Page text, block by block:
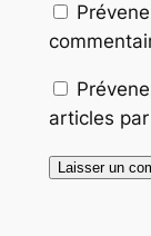
articles